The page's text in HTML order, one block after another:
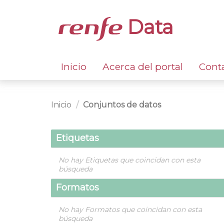
Data
Inicio Acerca del portal
Inicio Conjuntos de datos
Etiquetas
No hay Etiquetas que coincidan con esta
búsqueda
Formatos
No hay Formatos que coincidan con esta
búsqueda